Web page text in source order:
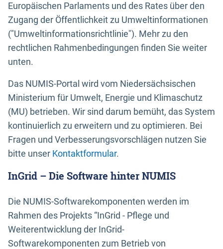
Europäischen Parlaments und des Rates über den
Zugang der Öffentlichkeit zu Umweltinformationen
("Umweltinformationsrichtlinie"). Mehr zu den
rechtlichen Rahmenbedingungen finden Sie weiter
unten.
Das NUMIS-Portal wird vom Niedersächsischen
Ministerium für Umwelt, Energie und Klimaschutz
(MU) betrieben. Wir sind darum bemüht, das System
kontinuierlich zu erweitern und zu optimieren. Bei
Fragen und Verbesserungsvorschlägen nutzen Sie
bitte unser Kontaktformular.
InGrid – Die Software hinter NUMIS
Die NUMIS-Softwarekomponenten werden im
Rahmen des Projekts “InGrid - Pflege und
Weiterentwicklung der InGrid-
Softwarekomponenten zum Betrieb von